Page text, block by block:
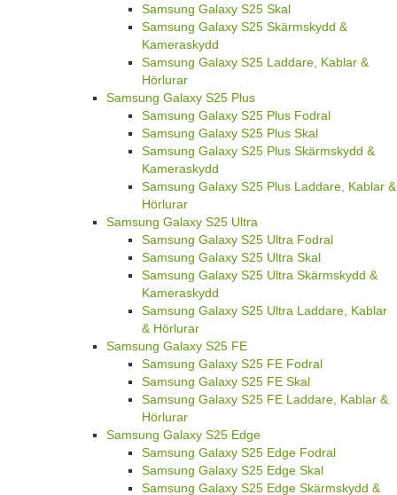
Samsung Galaxy S25 Skal
Samsung Galaxy S25 Skärmskydd &
Kameraskydd
Samsung Galaxy S25 Laddare, Kablar &
Hörlurar
Samsung Galaxy S25 Plus
Samsung Galaxy S25 Plus Fodral
Samsung Galaxy S25 Plus Skal
Samsung Galaxy S25 Plus Skärmskydd &
Kameraskydd
Samsung Galaxy S25 Plus Laddare, Kablar &
Hörlurar
Samsung Galaxy S25 Ultra
Samsung Galaxy S25 Ultra Fodral
Samsung Galaxy S25 Ultra Skal
Samsung Galaxy S25 Ultra Skärmskydd &
Kameraskydd
Samsung Galaxy S25 Ultra Laddare, Kablar
& Hörlurar
Samsung Galaxy S25 FE
Samsung Galaxy S25 FE Fodral
Samsung Galaxy S25 FE Skal
Samsung Galaxy S25 FE Laddare, Kablar &
Hörlurar
Samsung Galaxy S25 Edge
Samsung Galaxy S25 Edge Fodral
Samsung Galaxy S25 Edge Skal
Samsung Galaxy S25 Edge Skärmskydd &